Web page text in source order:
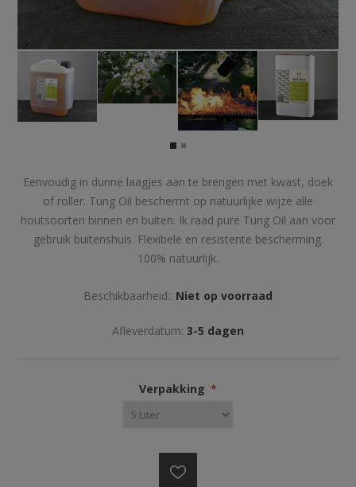
Eenvoudig in dunne laagjes aan te brengen met kwast, doek
of roller. Tung Oil beschermt op natuurlijke wijze alle
houtsoorten binnen en buiten. Ik raad pure Tung Oil aan voor
gebruik buitenshuis. Flexibele en resistente bescherming.
100% natuurlijk.
Beschikbaarheid:: Niet op voorraad
Afleverdatum: 3-5 dagen
Verpakking *